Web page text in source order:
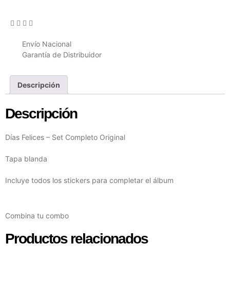
Envío Nacional
Garantía de Distribuidor
Descripción
Descripción
Días Felices – Set Completo Original
Tapa blanda
Incluye todos los stickers para completar el álbum
Combina tu combo
Productos relacionados